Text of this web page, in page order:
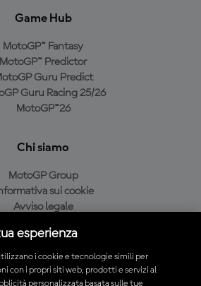
Game Hub
MotoGP™ Fantasy
MotoGP™ Predictor
Guru Predict
Guru Racing 25/26
MotoGP™26
Chi siamo
MotoGP Group
sui cookie
Avviso legale
di acquisto
esperienza
i cookie e tecnologie simili per
con i propri siti web, prodotti e servizi al
personalizzata basata sulle tue